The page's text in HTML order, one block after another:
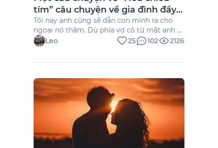
tím” câu chuyện về gia đình đầy
cảm xúc
Tối nay anh cũng sẽ dẫn con mình ra cho
ngoại nó thăm. Dù phía vợ có từ mặt anh đi
chăng nữa, nhưng dẫu sao con mình cũng
mừng, gặp hết người này đến người khác
mà say sưa đùa giỡn.
Leo 25 102 2126